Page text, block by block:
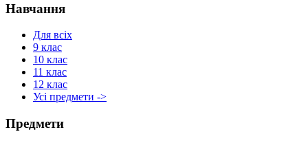
Навчання
Для всіх
9 клас
10 клас
11 клас
12 клас
Усі предмети ->
Предмети